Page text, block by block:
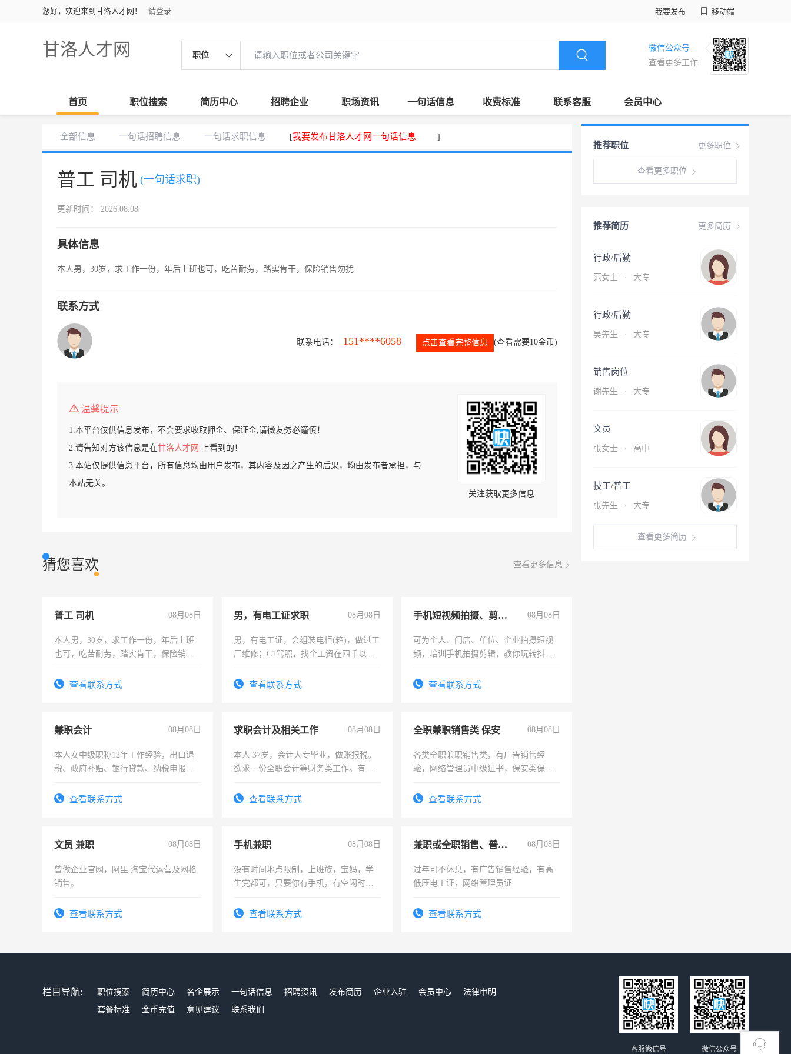
您好，欢迎来到甘洛人才网！ 请登录 我要发布 移动端
甘洛人才网 职位
微信公众号
查看更多工作
首页 职位搜索 简历中心 招聘企业 职场资讯 一句话信息 收费标准 联系客服 会员中心
全部信息 一句话招聘信息 一句话求职信息 [我要发布甘洛人才网一句话信息 ]
普工 司机 (一句话求职)
更新时间： 2026.08.08
具体信息
本人男，30岁，求工作一份，年后上班也可，吃苦耐劳，踏实肯干，保险销售勿扰
联系方式
联系电话： 151****6058 点击查看完整信息 (查看需要10金币)
温馨提示
1.本平台仅供信息发布，不会要求收取押金、保证金,请微友务必谨慎！
2.请告知对方该信息是在甘洛人才网
上看到的！
3.本站仅提供信息平台，所有信息均由用户发布，其内容及因之产生的后果，均由发布者承担，与
本站无关。
关注获取更多信息
猜您喜欢 查看更多信息
普工 司机 08月08日
本人男，30岁，求工作一份，年后上班
也可，吃苦耐劳，踏实肯干，保险销售
查看联系方式
男，有电工证求职 08月08日
男，有电工证，会组装电柜(箱)，做过工
厂维修；C1驾照，找个工资在四千以
电话查看联系方式
手机短视频拍摄、剪辑、抖音快手 08月08日
可为个人、门店、单位、企业拍摄短视
频，培训手机拍摄剪辑，教你玩转抖音
频，培训手机拍摄剪辑，教你玩转抖
查看联系方式
兼职会计 08月08日
本人女中级职称12年工作经验，出口退
税、政府补贴、银行贷款、纳税申报、
务，财务咨询等业务。欲求兼职会计工
查看联系方式
求职会计及相关工作 08月08日
本人 37岁，会计大专毕业，做账报税。
欲求一份全职会计等财务类工作。有会
查看联系方式
全职兼职销售类 保安 08月08日
各类全职兼职销售类，有广告销售经
验，网络管理员中级证书，保安类保安
有高低压电工证和十几年工作经验
查看联系方式
文员 兼职 08月08日
曾做企业官网，阿里 淘宝代运营及网格
销售。
查看联系方式
手机兼职 08月08日
没有时间地点限制，上班族，宝妈，学
生党都可，只要你有手机，有空闲时
勤快的四五十，每天挣零花钱没问题！
查看联系方式
兼职或全职销售、普工、维修 08月08日
过年可不休息，有广告销售经验，有高
低压电工证，网络管理员证
查看联系方式
更多职位
推荐职位
查看更多职位
更多简历
推荐简历
行政/后勤
范女士 · 大专
行政/后勤
吴先生 · 大专
销售岗位
谢先生 · 大专
文员
张女士 · 高中
技工/普工
张先生 · 大专
查看更多简历
栏目导航: 职位搜索 简历中心 名企展示 一句话信息 招聘资讯 发布简历 企业入驻 会员中心
法律申明
套餐标准
金币充值 意见建议 联系我们
微信公众号
客服微信号